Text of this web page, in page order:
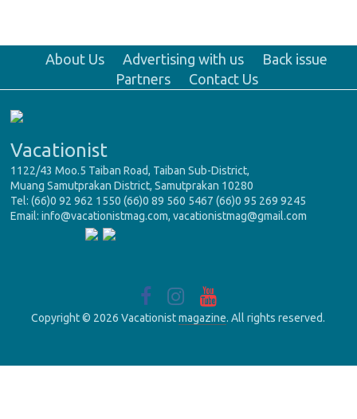
About Us Advertising with us
Back issue
Partners
Contact Us
Vacationist
1122/43 Moo.5 Taiban Road, Taiban Sub-District,
Muang Samutprakan District, Samutprakan 10280
Tel: (66)0 92 962 1550 (66)0 89 560 5467 (66)0 95 269 9245
Email: info@vacationistmag.com, vacationistmag@gmail.com
Copyright © 2026 Vacationistmagazine. All rights reserved.